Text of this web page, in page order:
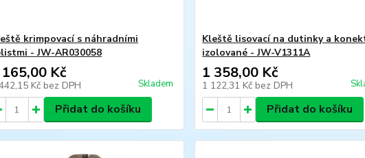
krimpovací s náhradními
- JW-AR030058
Kč
Kč bez DPH Skladem
Přidat do košíku
Kleště lisovací na dutinky a
izolované - JW-V1311A
1 358,00 Kč
1 122,31 Kč bez DPH
Přidat do košíku